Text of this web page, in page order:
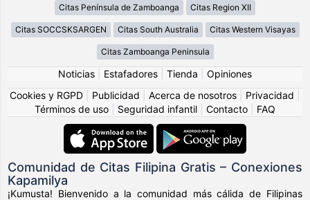
Citas Península de Zamboanga Citas Region XII
Citas SOCCSKSARGEN Citas South Australia Citas Western Visayas
Citas Zamboanga Peninsula
Noticias Estafadores Tienda
Opiniones
Cookies y RGPD
Publicidad Acerca de nosotros Privacidad
Términos de uso
Seguridad infantil Contacto FAQ
Comunidad de Citas Filipina Gratis – Conexiones
Kapamilya
¡Kumusta! Bienvenido a la comunidad más cálida de Filipinas